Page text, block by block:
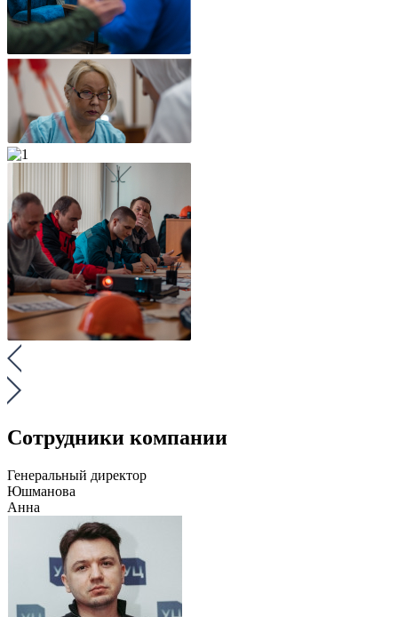
Сотрудники компании
Генеральный директор
Юшманова
Анна